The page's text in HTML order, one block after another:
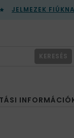
JELMEZEK
KERESÉS